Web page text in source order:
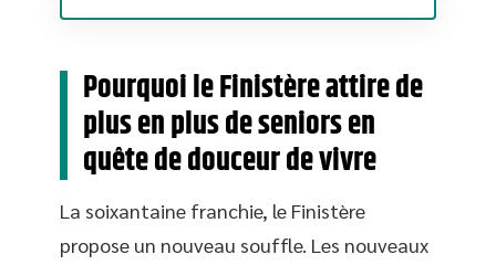
Pourquoi le Finistère attire de
plus en plus de seniors en
quête de douceur de vivre
La soixantaine franchie, le Finistère
propose un nouveau souffle. Les nouveaux